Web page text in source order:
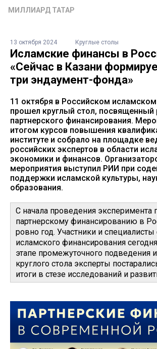
МИЛЛИАРД ТАТАР
13 октября 2024 Круглые столы
Исламские финансы в
«Сейчас в Казани
три эндаумент-фонда»
11 октября в Российском исламском
прошел круглый стол, посвященный
партнерского финансирования.
итогом курсов повышения
институте и собрало на площадке
российских экспертов в области
экономики и финансов.
мероприятия выступил РИИ при
поддержки исламской культуры,
образования.
С начала проведения эксперимента
партнерскому финансированию в
ровно год. Участники и
исламского финансирования
этапе промежуточного подведения
круглого стола эксперты
итоги в стезе исследований и